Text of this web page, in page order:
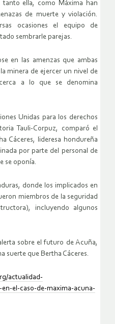
tanto ella, como Máxima han
de muerte y violación.
ocasiones el equipo de
sembrarle parejas.
en las amenzas que ambas
minera de ejercer un nivel de
a lo que se denomina
Unidas para los derechos
Tauli-Corpuz, comparó el
Cáceres, lideresa hondureña
por parte del personal de
se oponía.
donde los implicados en
miembros de la seguridad
incluyendo algunos
sobre el futuro de Acuña,
suerte que Bertha Cáceres.
actualidad-
el-caso-de-maxima-acuna-